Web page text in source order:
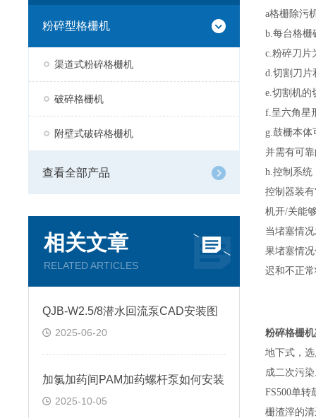
粉碎型格栅机
渠道式粉碎格栅机
破碎格栅机
附壁式破碎格栅机
查看全部产品
相关文章
RELATED ARTICLES
QJB-W2.5/8潜水回流泵CAD安装图
2025-06-20
加氯加药间PAM加药螺杆泵如何安装
2025-10-05
a格栅除污
b.每台格栅
c.粉碎刀片
d.切割刀片
e.切割机的
f.呈六角星
g.鼓栅本体
并需有可
h.控制系统
控制器装有
机开/关能
当堵塞情
果堵塞情
迟和不正
粉碎格栅
地下式，
成二次污
FS500单转
栅渣滓的